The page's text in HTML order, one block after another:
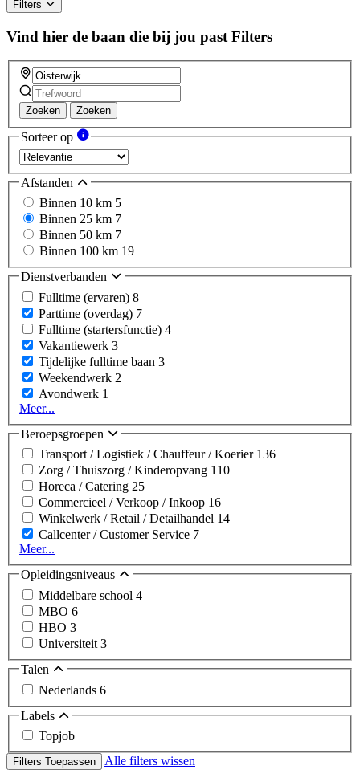
Filters
Vind hier de baan die bij jou past Filters
Zoeken Zoeken
Sorteer op
Afstanden
Binnen 10 km 5
Binnen 25 km 7
Binnen 50 km 7
Binnen 100 km 19
Dienstverbanden
Fulltime (ervaren) 8
Parttime (overdag) 7
Fulltime (startersfunctie) 4
Vakantiewerk 3
Tijdelijke fulltime baan 3
Weekendwerk 2
Avondwerk 1
Meer...
Beroepsgroepen
Transport / Logistiek / Chauffeur / Koerier 136
Zorg / Thuiszorg / Kinderopvang 110
Horeca / Catering 25
Commercieel / Verkoop / Inkoop 16
Winkelwerk / Retail / Detailhandel 14
Callcenter / Customer Service 7
Meer...
Opleidingsniveaus
Middelbare school 4
MBO 6
HBO 3
Universiteit 3
Talen
Nederlands 6
Labels
Topjob
Filters Toepassen Alle filters wissen